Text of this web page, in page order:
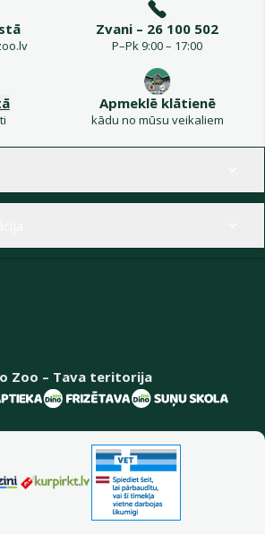
Zvani – 26 100 502
P–Pk 9:00 – 17:00
Apmeklē klātienē
kādu no mūsu veikaliem
Zoo – Tava teritorija